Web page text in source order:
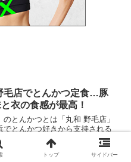
毛店でとんかつ定食…豚
衣の食感が最高！
のとんかつとは「丸和 野毛店」
でとんかつ好きから支持される
丸和」の味を、野毛エリアでラ
で楽しめるお店です。（馬車道
2026年3月現在で休業していま
トップ サイドバー